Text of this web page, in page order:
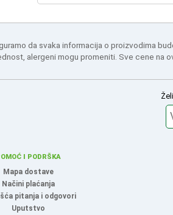
da svaka informacija o proizvodima
alergeni mogu promeniti. Sve cene na
I PODRŠKA
Mapa dostave
Načini plaćanja
pitanja i odgovori
Uputstvo